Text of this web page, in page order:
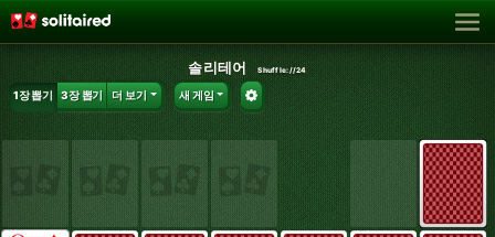
솔리테어 Shuffle://24
1장 뽑기 3장 뽑기 더 보기 새 게임